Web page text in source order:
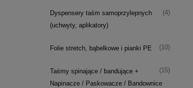
Dyspensery taśm samoprzylepnych
(uchwyty, aplikatory)
(4)
Folie stretch, bąbelkowe i pianki PE (10)
Taśmy spinające / bandujące +
Napinacze / Paskowacze / Bandownice
(15)